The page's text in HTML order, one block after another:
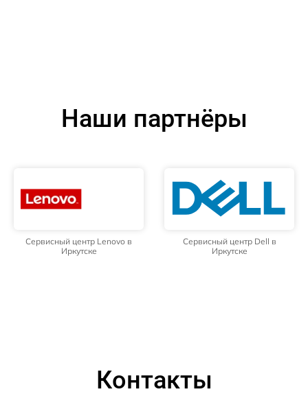
Наши партнёры
Сервисный центр Lenovo в
Иркутске
Сервисный центр Dell в
Иркутске
Контакты